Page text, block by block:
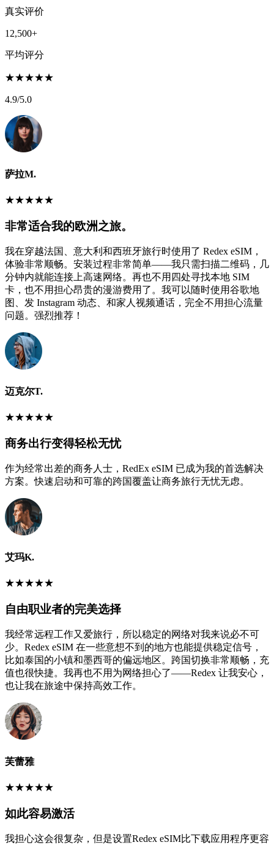
真实评价
12,500+
平均评分
★★★★★
4.9/5.0
萨拉M.
★★★★★
非常适合我的欧洲之旅。
我在穿越法国、意大利和西班牙旅行时使用了 Redex eSIM，
体验非常顺畅。安装过程非常简单——我只需扫描二维码，几
分钟内就能连接上高速网络。再也不用四处寻找本地 SIM
卡，也不用担心昂贵的漫游费用了。我可以随时使用谷歌地
图、发 Instagram 动态、和家人视频通话，完全不用担心流量
问题。强烈推荐！
迈克尔T.
★★★★★
商务出行变得轻松无忧
作为经常出差的商务人士，RedEx eSIM 已成为我的首选解决
方案。快速启动和可靠的跨国覆盖让商务旅行无忧无虑。
艾玛K.
★★★★★
自由职业者的完美选择
我经常远程工作又爱旅行，所以稳定的网络对我来说必不可
少。Redex eSIM 在一些意想不到的地方也能提供稳定信号，
比如泰国的小镇和墨西哥的偏远地区。跨国切换非常顺畅，充
值也很快捷。我再也不用为网络担心了——Redex 让我安心，
也让我在旅途中保持高效工作。
芙蕾雅
★★★★★
如此容易激活
我担心这会很复杂，但是设置Redex eSIM比下载应用程序更容